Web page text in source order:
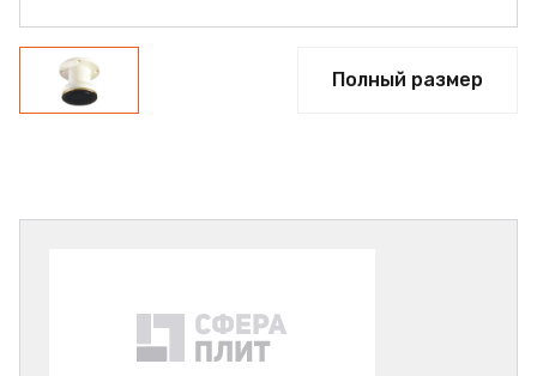
Полный размер